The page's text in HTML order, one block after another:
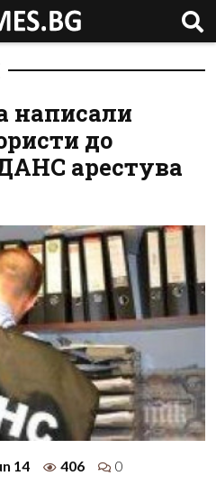
написали
до
арестува
14 406 0